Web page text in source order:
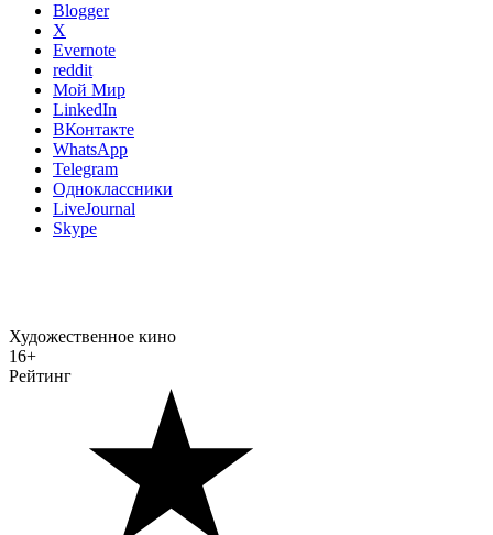
Blogger
X
Evernote
reddit
Мой Мир
LinkedIn
ВКонтакте
WhatsApp
Telegram
Одноклассники
LiveJournal
Skype
Художественное кино
16+
Рейтинг